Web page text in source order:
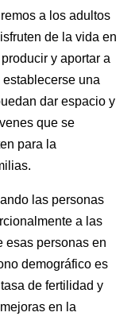
a los adultos
de la vida en
y aportar a
una
dar espacio y
que se
para la
las personas
a las
esas personas en
demográfico es
de fertilidad y
en la